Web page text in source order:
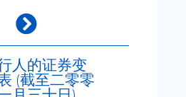
人的证券变
(截至二零零